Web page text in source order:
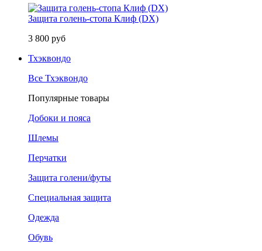
Защита голень-стопа Клиф (DX)
3 800 руб
Тхэквондо
Все Тхэквондо
Популярные товары
Добоки и пояса
Шлемы
Перчатки
Защита голени/футы
Специальная защита
Одежда
Обувь